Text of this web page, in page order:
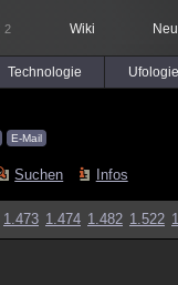
2 Wiki
Technologie Ufologie
E-Mail
Suchen Infos
1.473 1.474 1.482 1.522